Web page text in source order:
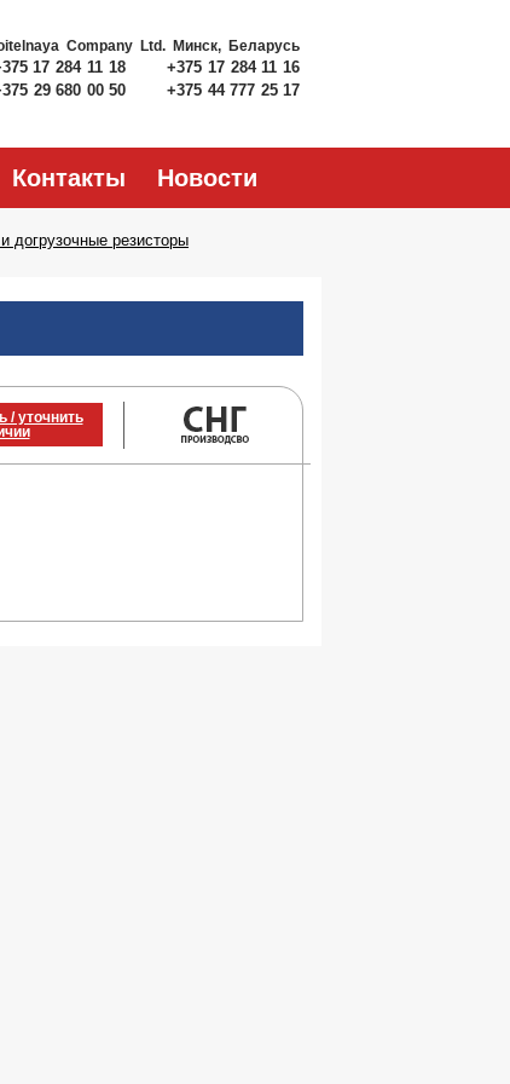
Company Ltd. Минск, Беларусь
17 284 11 18
+375 17 284 11 16
29 680 00 50 +375 44 777 25 17
Контакты Новости
догрузочные резисторы
/ уточнить